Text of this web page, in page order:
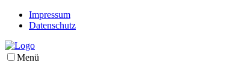
Impressum
Datenschutz
Menü